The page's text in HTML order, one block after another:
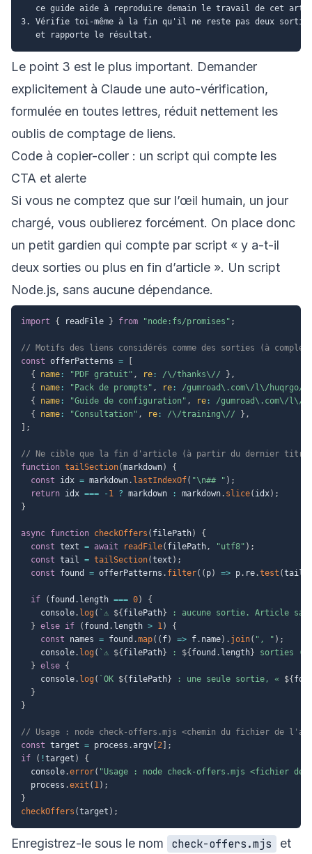
ce guide aide à reproduire demain le travail de cet
3. Vérifie toi-même à la fin qu'il ne reste pas deux
Le point 3 est le plus important. Demander
explicitement à Claude une auto-vérification,
formulée en toutes lettres, réduit nettement les
oublis de comptage de liens.
Code à copier-coller : un script qui compte les
CTA et alerte
Si vous ne comptez que sur l’œil humain, un jour
chargé, vous oublierez forcément. On place donc
un petit gardien qui compte par script « y a-t-il
deux sorties ou plus en fin d’article ». Un script
Node.js, sans aucune dépendance.
import { readFile } from "node:fs/promises" ;
// Motifs des liens considérés comme des sorties (à
const offerPatterns =
{
name : "PDF gratuit" , re : /\/thanks\// } ,
{
name : "Pack de prompts" , re : /gumroad\.com\/l\/huqrgo/
{
name : "Guide de configuration" , re : /gumroad\.com\/l\/
{
name : "Consultation" , re : /\/training\// } ,
;
// Ne cible que la fin d'article (à partir du dernier
function tailSection(markdown)
{
const idx = markdown. lastIndexOf( "\n## " ) ;
return idx === - 1 ? markdown : markdown. slice( idx) ;
}
async function checkOffers ( filePath)
{
const text = await readFile( filePath, "utf8" ) ;
const tail = tailSection(text ) ;
const found = offerPatterns . filter( ( p) => p. re.test (tail
if ( found . length === 0)
{
    console
. log ( ` ⚠ ${ filePath} : aucune sortie. Article
} else if ( found . length > 1)
{
const names = found .map( ( f) => f. name) . join( ", " ) ;
    console
. log ( ` ⚠ ${ filePath} : ${ found . length} sorties (
} else {
    console
. log ( ` OK ${ filePath} : une seule sortie, « ${
}
}
// Usage : node check-offers.mjs <chemin du fichier de
const target = process .argv 2
;
if
( !target )
{
  console
.error( "Usage : node check-offers.mjs <fichier
  process
.exit ( 1) ;
}
checkOffers (target ) ;
Enregistrez-le sous le nom check-offers.mjs
et